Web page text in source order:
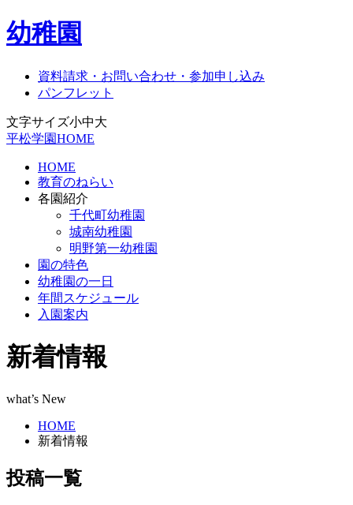
幼稚園
資料請求・お問い合わせ・参加申し込み
パンフレット
文字サイズ小中大
平松学園HOME
HOME
教育のねらい
各園紹介
千代町幼稚園
城南幼稚園
明野第一幼稚園
園の特色
幼稚園の一日
年間スケジュール
入園案内
新着情報
what’s New
HOME
新着情報
投稿一覧